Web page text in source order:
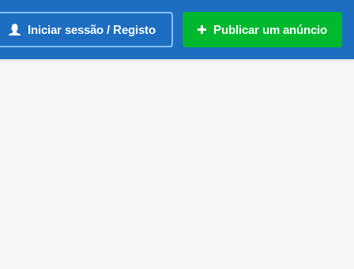
Iniciar sessão / Registo Publicar um anúncio